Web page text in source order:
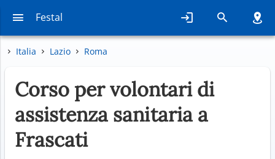
Festal
Italia Lazio Roma
Corso per volontari di
assistenza sanitaria a
Frascati